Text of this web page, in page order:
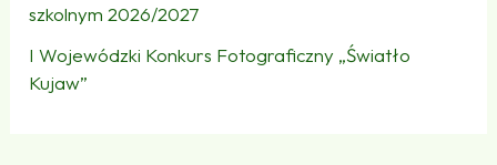
szkolnym 2026/2027
I Wojewódzki Konkurs Fotograficzny „Światło
Kujaw”